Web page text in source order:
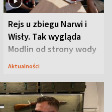
Rejs u zbiegu Narwi i
Wisły. Tak wygląda
Modlin od strony wody
Aktualności